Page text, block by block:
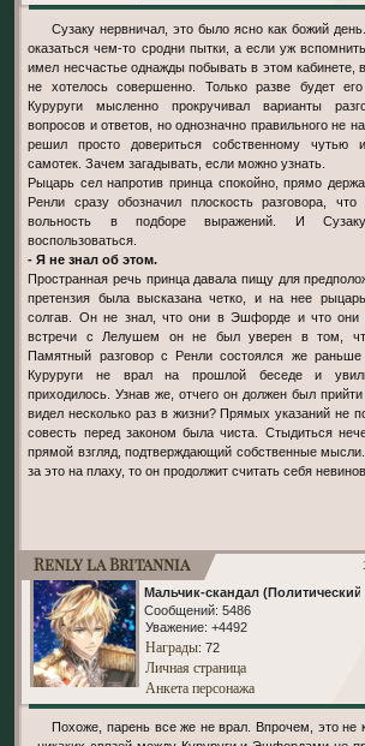
Сузаку нервничал, это было ясно как божий день. Сам разговор мог
оказаться чем-то сродни пытки, а если уж
имел несчастье однажды побывать в этом кабинете,
не хотелось совершенно. Только разве будет
Куруруги мысленно прокручивал варианты
вопросов и ответов, но однозначно правильного не
решил просто довериться собственному чутью
самотек. Зачем загадывать, если можно узнать.
Рыцарь сел напротив принца спокойно, прямо
Ренли сразу обозначил плоскость разговора, что
вольность в подборе выражений. И
воспользоваться.
- Я не знал об этом.
Пространная речь принца давала пищу для
претензия была высказана четко, и на нее
солгав. Он не знал, что они в Эшфорде и что
встречи с Лелушем он не был уверен в том,
Памятный разговор с Ренли состоялся же раньше
Куруруги не врал на прошлой беседе и
приходилось. Узнав же, отчего он должен был прийти
видел несколько раз в жизни? Прямых указаний не
совесть перед законом была чиста. Стыдиться
прямой взгляд, подтверждающий собственные мысли.
за это на плаху, то он продолжит считать себя
Renly la Britannia
Мальчик-скандал (Политический)
Сообщений: 5486
Уважение: +4492
Награды: 72
Личная страница
Анкета персонажа
Похоже, парень все же не врал. Впрочем, это не казалось странным